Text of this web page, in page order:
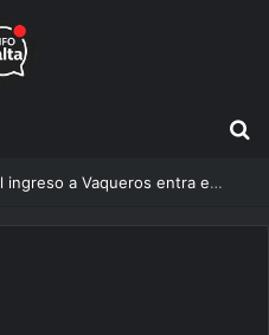
La obra que transformará el ingreso a Vaqueros entra en su etapa decisiva